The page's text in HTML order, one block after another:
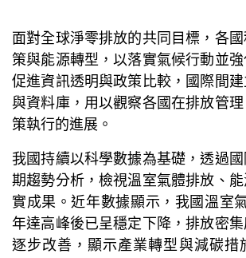
面對全球淨零排放的共同目標，各
策與能源轉型，以落實氣候行動並
促進資訊透明與政策比較，國際間
與資料庫，用以觀察各國在排放管
策執行的進展。
我國持續以科學數據為基礎，透過
期趨勢分析，檢視溫室氣體排放、
實成果。近年數據顯示，我國溫室
年達高峰後已呈穩定下降，排放密
逐步改善，顯示產業轉型與減碳措